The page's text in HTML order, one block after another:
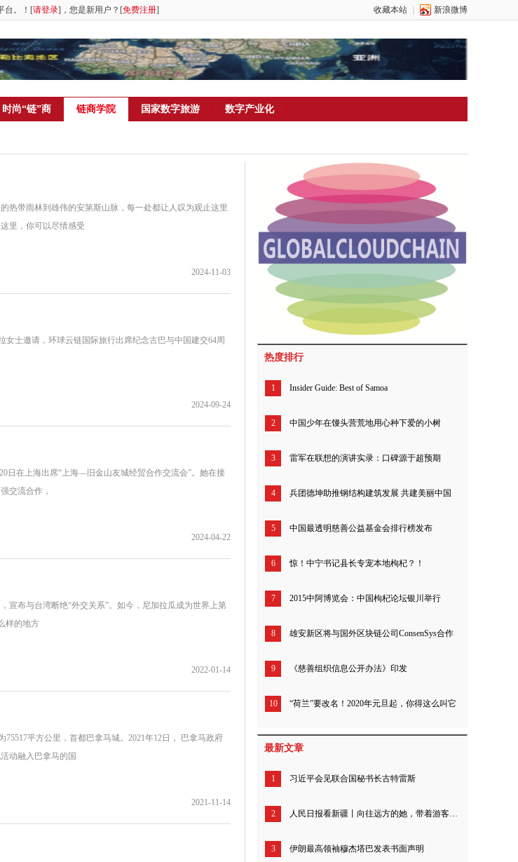
台。！[请登录]，您是新用户？[免费注册] 收藏本站 新浪微博
时尚“链”商 链商学院 国家数字旅游 数字产业化
热带雨林到雄伟的安第斯山脉，每一处都让人叹为观止这里
里，你可以尽情感受
2024-11-03
女士邀请，环球云链国际旅行出席纪念古巴与中国建交64周
2024-09-24
日在上海出席“上海—旧金山友城经贸合作交流会”。她在接
交流合作，
2024-04-22
宣布与台湾断绝“外交关系”。如今，尼加拉瓜成为世界上第
样的地方
2022-01-14
75517平方公里，首都巴拿马城。2021年12日， 巴拿马政府
动融入巴拿马的国
2021-11-14
热度排行
1 Insider Guide: Best of Samoa
2 中国少年在馒头营荒地用心种下爱的小树
3 雷军在联想的演讲实录：口碑源于超预期
4 兵团德坤助推钢结构建筑发展 共建美丽中国
5 中国最透明慈善公益基金会排行榜发布
6 惊！中宁书记县长专宠本地枸杞？！
7 2015中阿博览会：中国枸杞论坛银川举行
8 雄安新区将与国外区块链公司ConsenSys合作
9 《慈善组织信息公开办法》印发
10 “荷兰”要改名！2020年元旦起，你得这么叫它
最新文章
1 习近平会见联合国秘书长古特雷斯
2 人民日报看新疆丨向往远方的她，带着游客追寻“诗和远方”（我的家乡我建设）
3 伊朗最高领袖穆杰塔巴发表书面声明